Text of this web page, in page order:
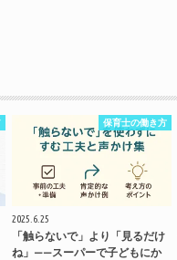
保育士の働き方
2025.6.25
「触らないで」より「見るだけ
ね」——スーパーで子どもにか